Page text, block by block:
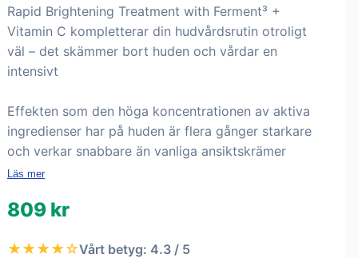
Rapid Brightening Treatment with Ferment³ +
Vitamin C kompletterar din hudvårdsrutin otroligt
väl – det skämmer bort huden och vårdar en
intensivt
Effekten som den höga koncentrationen av aktiva
ingredienser har på huden är flera gånger starkare
och verkar snabbare än vanliga ansiktskrämer
Läs mer
809 kr
★★★★☆Vårt betyg: 4.3 / 5